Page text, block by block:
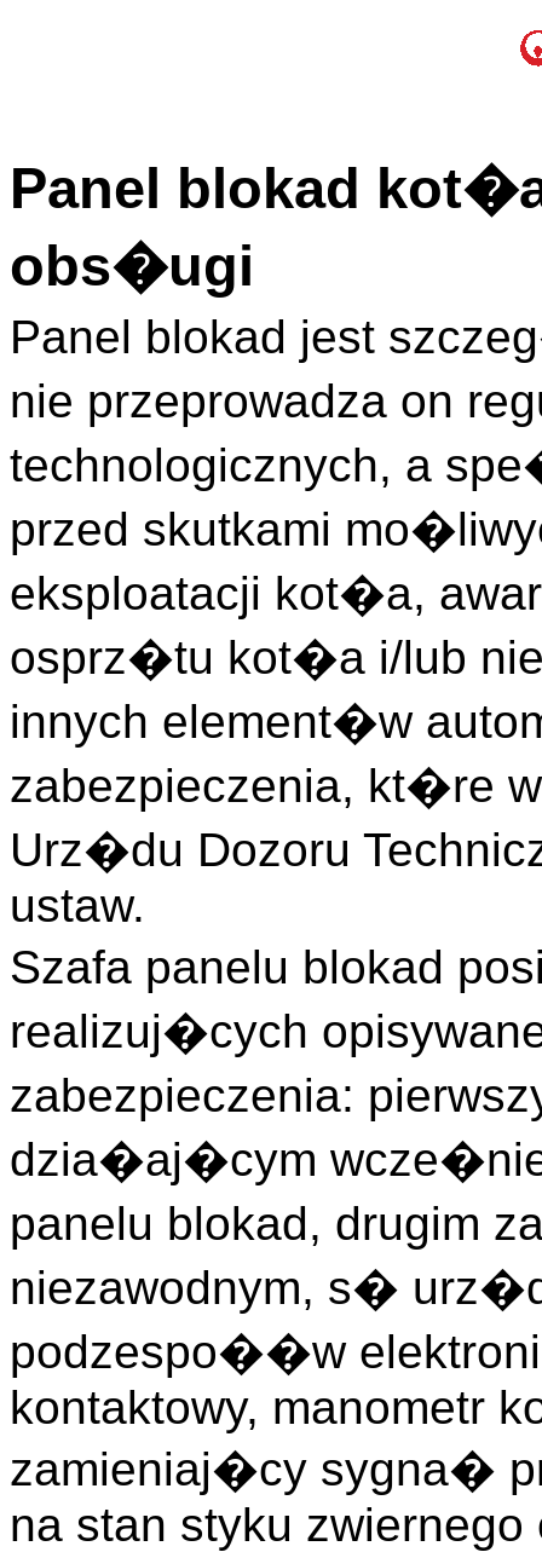
Panel blokad
obs�ugi
Panel blokad jest
nie przeprowadza on
technologicznych, a
przed skutkami
eksploatacji kot�a,
osprz�tu kot�a i/lub
innych element�w
zabezpieczenia, kt�re
Urz�du Dozoru
ustaw.
Szafa panelu blokad
realizuj�cych
zabezpieczenia:
dzia�aj�cym
panelu blokad, drugim
niezawodnym, s�
podzespo��w
kontaktowy, manometr
zamieniaj�cy sygna�
na stan styku